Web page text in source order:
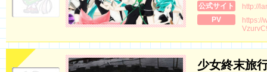
公式サイト
http://
PV
https://
少女終末旅